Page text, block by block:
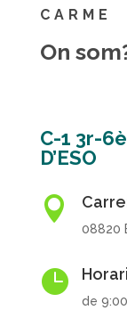
CARME
On
C-1 3r-
D’ESO

08820

de